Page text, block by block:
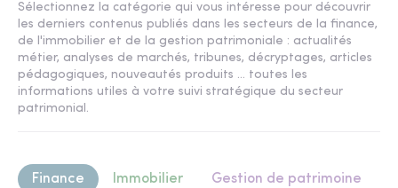
Sélectionnez la catégorie qui vous intéresse pour découvrir
les derniers contenus publiés dans les secteurs de la finance,
de l'immobilier et de la gestion patrimoniale : actualités
métier, analyses de marchés, tribunes, décryptages, articles
pédagogiques, nouveautés produits ... toutes les
informations utiles à votre suivi stratégique du secteur
patrimonial.
Finance Immobilier Gestion de patrimoine